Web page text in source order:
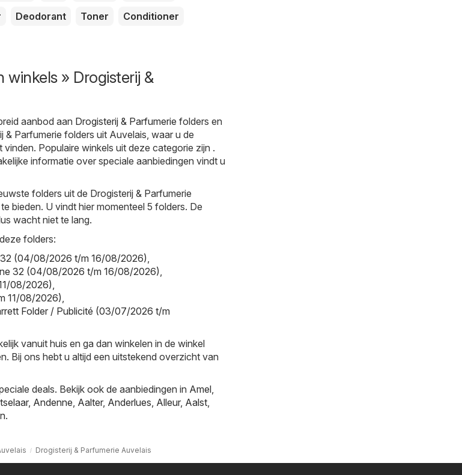
Deodorant Toner
Conditioner
winkels » Drogisterij &
aanbod aan Drogisterij & Parfumerie folders en
& Parfumerie folders uit Auvelais, waar u de
Populaire winkels uit deze categorie zijn .
informatie over speciale aanbiedingen vindt u
folders uit de Drogisterij & Parfumerie
bieden. U vindt hier momenteel 5 folders. De
wacht niet te lang.
folders:
(04/08/2026 t/m 16/08/2026)
32 (04/08/2026 t/m 16/08/2026)
08/2026)
11/08/2026)
Folder / Publicité (03/07/2026 t/m
vanuit huis en ga dan winkelen in de winkel
Bij ons hebt u altijd een uitstekend overzicht van
deals. Bekijk ook de aanbiedingen in Amel
, Andenne Aalter, Anderlues Alleur, Aalst
.
Drogisterij & Parfumerie Auvelais